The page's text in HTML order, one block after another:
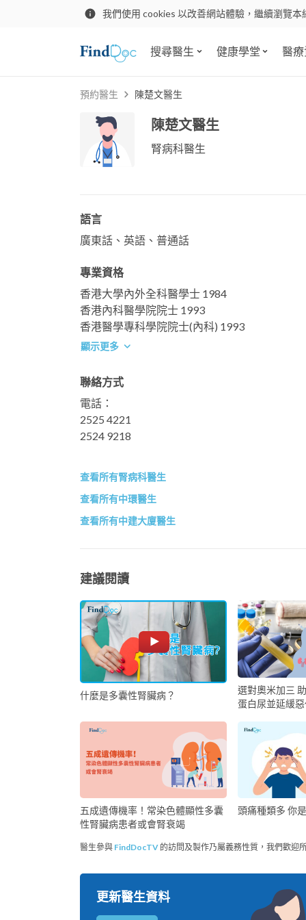
我們使用 cookies 以改善網站體驗，繼續瀏覽
搜尋醫生 健康學堂 醫
預約醫生 陳楚文醫生
陳楚文醫生
腎病科醫生
語言
廣東話、英語、普通話
專業資格
香港大學內外全科醫學士 1984
香港內科醫學院院士 1993
香港醫學專科學院院士(內科) 1993
顯示更多
聯絡方式
電話：
2525 4221
2524 9218
查看所有腎病科醫生
查看所有中環醫生
查看所有中建大廈醫生
建議閱讀
什麼是多囊性腎臟病？
選對奧米加三
蛋白尿並延緩
五成遺傳機率！常染色體顯性多囊
性腎臟病患者或會腎衰竭
頭痛種類多 你
醫生參與 FindDocTV 的訪問及製作乃屬義務性質，我們歡迎
更新醫生資料